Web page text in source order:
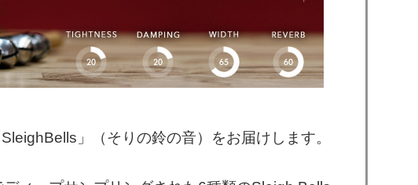
」（そりの鈴の音）をお届けします。